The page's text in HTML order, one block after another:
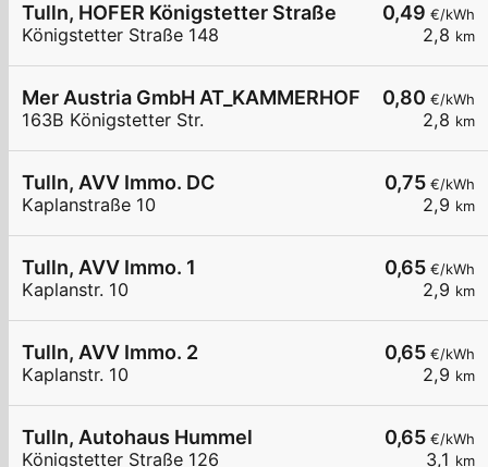
0,49 €/kWh
2,8 km
Tulln, HOFER Königstetter Straße
Königstetter Straße 148
0,80 €/kWh
2,8 km
Mer Austria GmbH AT_KAMMERHOFER GmbH -
163B Königstetter Str.
0,75 €/kWh
2,9 km
Tulln, AVV Immo. DC
Kaplanstraße 10
0,65 €/kWh
2,9 km
Tulln, AVV Immo. 1
Kaplanstr. 10
0,65 €/kWh
2,9 km
Tulln, AVV Immo. 2
Kaplanstr. 10
0,65 €/kWh
3,1 km
Tulln, Autohaus Hummel
Königstetter Straße 126